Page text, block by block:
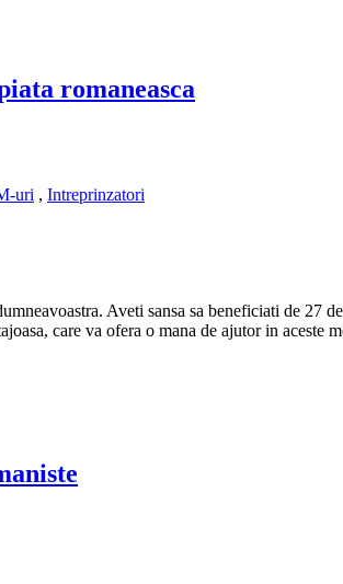
romaneasca
uri , Intreprinzatori
Aveti sansa sa beneficiati de
care va ofera o mana de ajutor in aceste